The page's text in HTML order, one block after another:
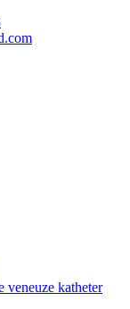
veneuze katheter